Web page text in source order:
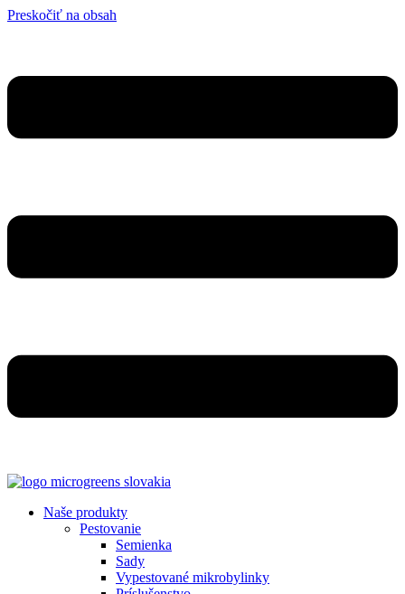
Preskočiť na obsah
Naše produkty
Pestovanie
Semienka
Sady
Vypestované mikrobylinky